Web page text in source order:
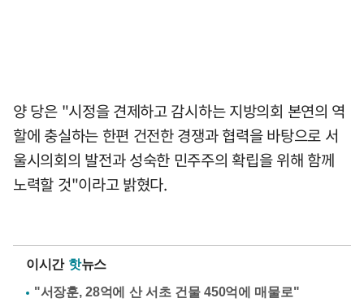
양 당은 "시정을 견제하고 감시하는 지방의회 본연의 역
할에 충실하는 한편 건전한 경쟁과 협력을 바탕으로 서
울시의회의 발전과 성숙한 민주주의 확립을 위해 함께
노력할 것"이라고 밝혔다.
이시간 핫뉴스
"서장훈, 28억에 산 서초 건물 450억에 매물로"